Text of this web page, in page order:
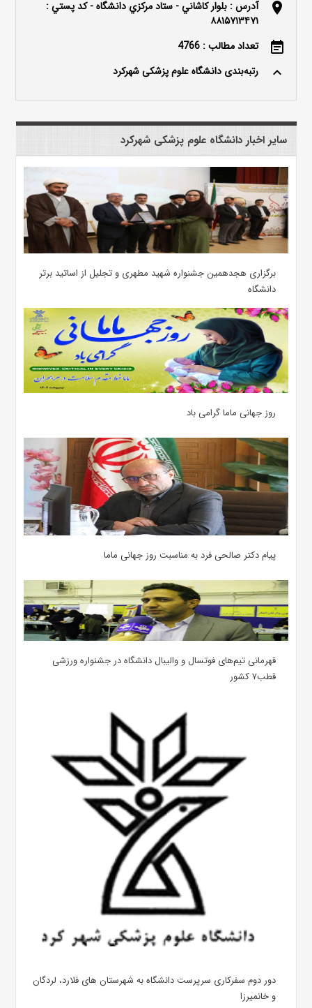
location_on
آدرس : بلوار كاشاني - ستاد مركزي دانشگاه - كد پستي :
۸۸۱۵۷۱۳۴۷۱
event_note تعداد مطالب : 4766
keyboard_arrow_up رتبه‌بندی دانشگاه علوم پزشکی شهرکرد
سایر اخبار دانشگاه علوم پزشکی شهرکرد
برگزاری هجدهمین جشنواره شهید مطهری و تجلیل از اساتید برتر
دانشگاه
روز جهانی ماما گرامی باد
پیام دکتر صالحی فرد به مناسبت روز جهانی ماما
قهرمانی تیم‌های فوتسال و والیبال دانشگاه در جشنواره ورزشی
قطب۷ کشور
دور دوم سفرکاری سرپرست دانشگاه به شهرستان های فلارد، لردگان
و خانمیرزا